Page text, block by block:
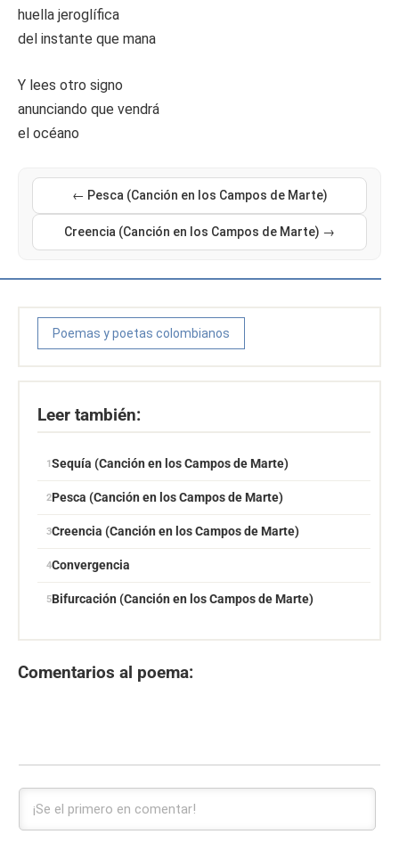
huella jeroglífica
del instante que mana
Y lees otro signo
anunciando que vendrá
el océano
← Pesca (Canción en los Campos de Marte)
Creencia (Canción en los Campos de Marte) →
Poemas y poetas colombianos
Leer también:
Sequía (Canción en los Campos de Marte)
Pesca (Canción en los Campos de Marte)
Creencia (Canción en los Campos de Marte)
Convergencia
Bifurcación (Canción en los Campos de Marte)
Comentarios al poema: